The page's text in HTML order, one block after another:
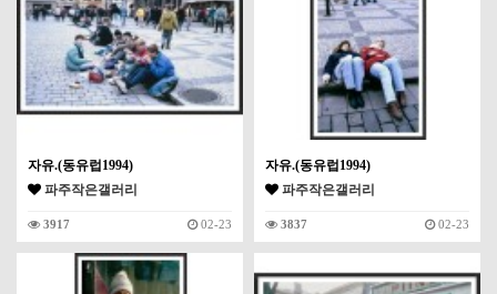
자유.(동유럽1994)
파주작은갤러리
3917 02-23
자유.(동유럽1994)
파주작은갤러리
3837 02-23